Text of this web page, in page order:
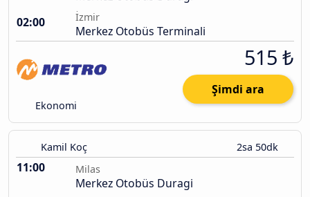
02:00
İzmir
Merkez Otobüs Terminali
Ekonomi
515 ₺
Şimdi ara
Kamil Koç 2sa 50dk
11:00 Milas
Merkez Otobüs Duragi